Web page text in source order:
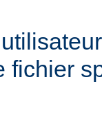
fichier